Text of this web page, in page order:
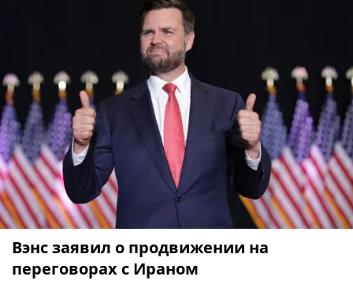
Вэнс заявил о продвижении на
переговорах с Ираном